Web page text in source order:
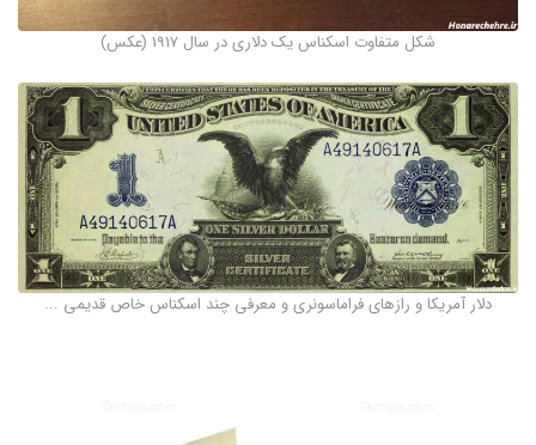
شکل متفاوت اسکناس یک دلاری در سال 1917 (عکس)
دلار آمریکا و رازهای فراماسونری و معرفی چند اسکناس خاص قدیمی ...